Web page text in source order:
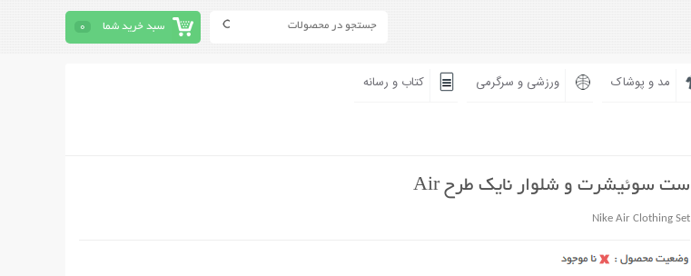
سبد خرید شما 0
مد و پوشاک ورزشی و سرگرمی کتاب و رسانه
ست سوئیشرت و شلوار نایک طرح Air
Nike Air Clothing Set